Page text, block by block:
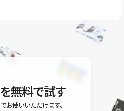
るコミュニティもご利用ください。
を無料で試す
お使いいただけます。